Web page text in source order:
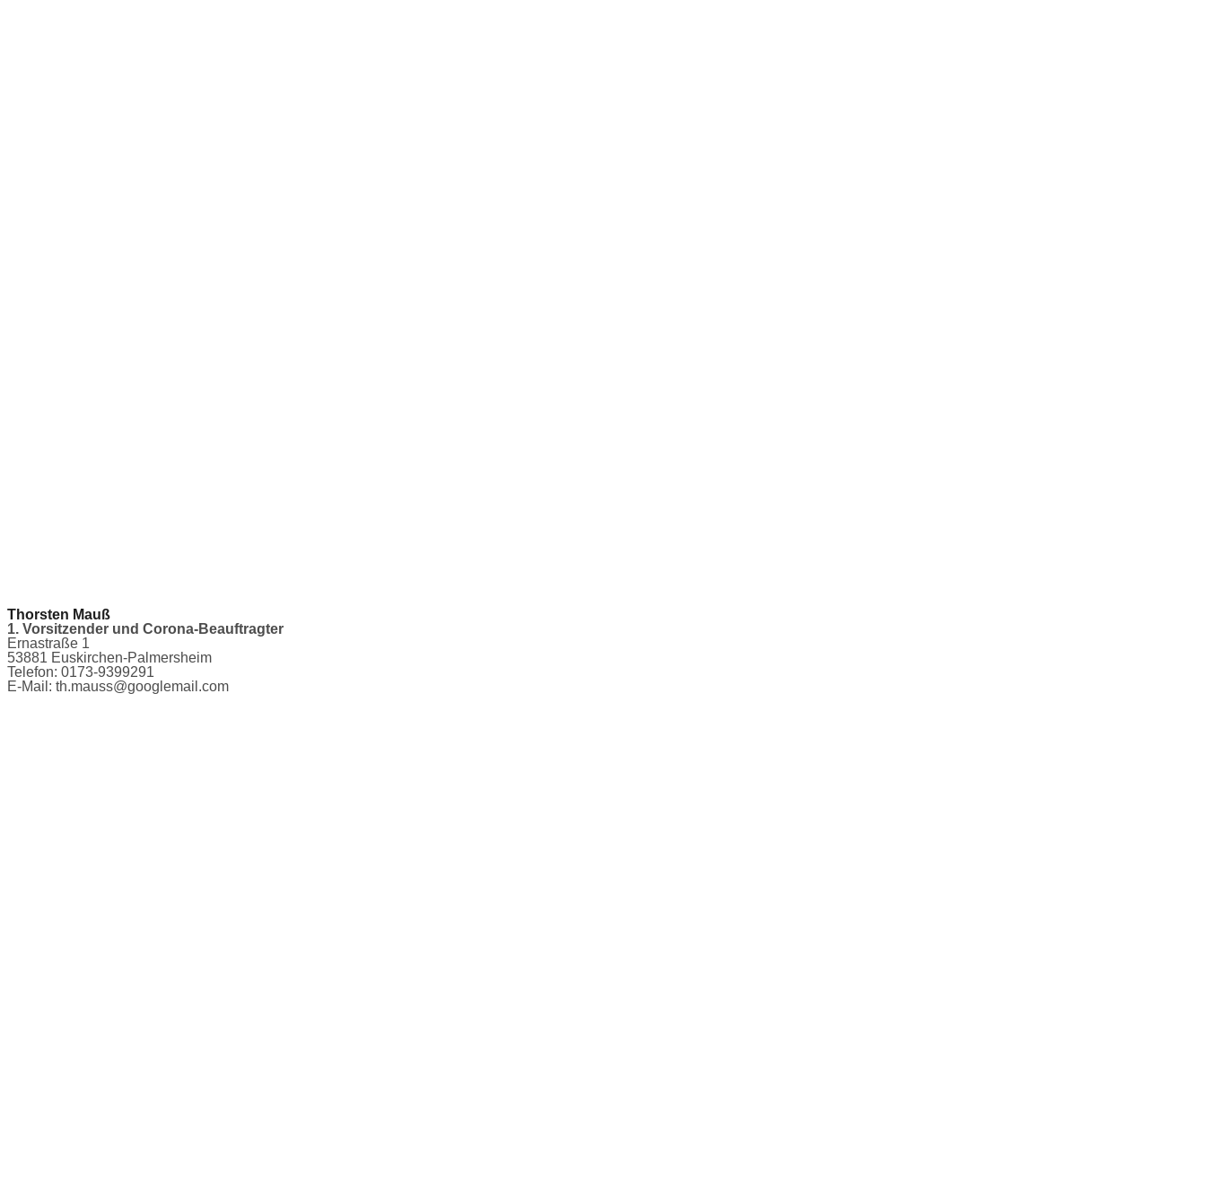
Thorsten Mauß
1. Vorsitzender und Corona-Beauftragter
Ernastraße 1
53881 Euskirchen-Palmersheim
Telefon: 0173-9399291
E-Mail: th.mauss@googlemail.com